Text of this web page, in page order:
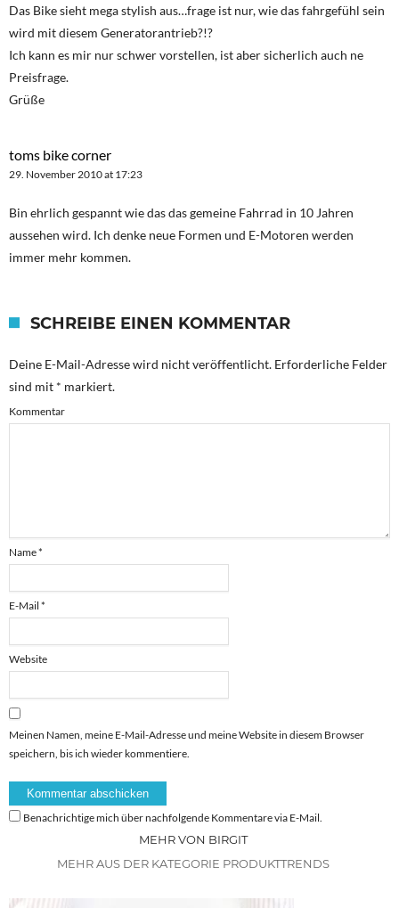
Das Bike sieht mega stylish aus…frage ist nur, wie das fahrgefühl sein
wird mit diesem Generatorantrieb?!?
Ich kann es mir nur schwer vorstellen, ist aber sicherlich auch ne
Preisfrage.
Grüße
toms bike corner
29. November 2010 at 17:23
Bin ehrlich gespannt wie das das gemeine Fahrrad in 10 Jahren
aussehen wird. Ich denke neue Formen und E-Motoren werden
immer mehr kommen.
SCHREIBE EINEN KOMMENTAR
Deine E-Mail-Adresse wird nicht veröffentlicht. Erforderliche Felder
sind mit * markiert.
Kommentar
Name*
E-Mail *
Website
Meinen Namen, meine E-Mail-Adresse und meine Website in diesem Browser
speichern, bis ich wieder kommentiere.
Benachrichtige mich über nachfolgende Kommentare via E-Mail.
MEHR VON BIRGIT
MEHR AUS DER KATEGORIE PRODUKTTRENDS